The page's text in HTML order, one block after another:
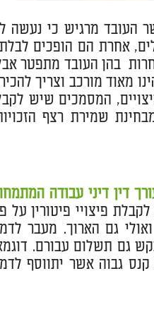
העובד מרגיש כי נעשה
אחרת הם הופכים
בהן העובד מתפטר
מאוד מורכב וצריך
המסמכים שיש
שמירת רצף
דין דיני עבודה
פיצויי פיטורין על
גם הארוך. מעבר
גם תשלום עבורם.
גבוה אשר יתווסף